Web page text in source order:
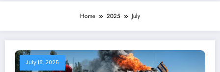
Home 2025 July
July 18, 2025